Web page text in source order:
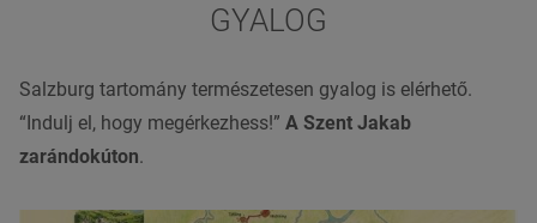
GYALOG
Salzburg tartomány természetesen gyalog is elérhető.
“Indulj el, hogy megérkezhess!” A Szent Jakab
zarándokúton.